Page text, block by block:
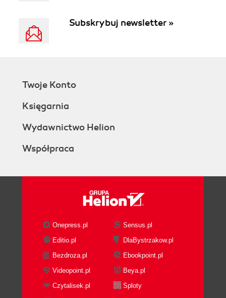
Subskrybuj newsletter »
Twoje Konto
Księgarnia
Wydawnictwo Helion
Współpraca
Onepress.pl
Sensus.pl
Editio.pl
DlaBystrzakow.pl
Bezdroza.pl
Ebookpoint.pl
Videopoint.pl
Beya.pl
Czytalisek.pl
Sploty